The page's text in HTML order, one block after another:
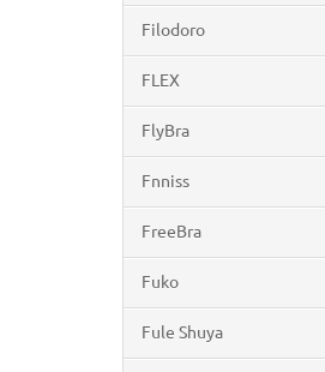
Filodoro
FLEX
FlyBra
Fnniss
FreeBra
Fuko
Fule Shuya